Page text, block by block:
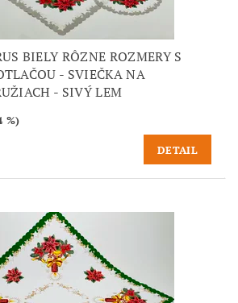
BIELY RÔZNE ROZMERY S
- SVIEČKA NA
- SIVÝ LEM
%)
DETAIL